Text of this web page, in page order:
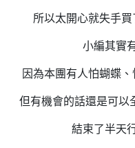
所以太開心就失手
小編其實
因為本團有人怕蝴蝶
但有機會的話還是可
結束了半天